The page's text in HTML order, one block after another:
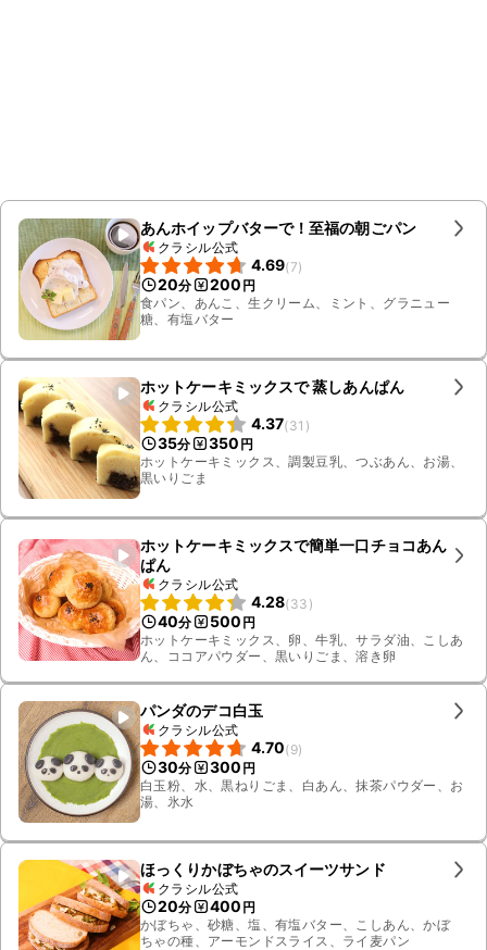
あんホイップバターで！至福の朝ごパン
クラシル公式
4.69(7)
20分 200 円
食パン、あんこ、生クリーム、ミント、グラニュー
糖、有塩バター
ホットケーキミックスで 蒸しあんぱん
クラシル公式
4.37(31 )
35分 350 円
ホットケーキミックス、調製豆乳、つぶあん、お湯、
黒いりごま
ホットケーキミックスで簡単一口チョコあん
ぱん
クラシル公式
4.28(33 )
40分 500 円
ホットケーキミックス、卵、牛乳、サラダ油、こしあ
ん、ココアパウダー、黒いりごま、溶き卵
パンダのデコ白玉
クラシル公式
4.70(9)
30分 300 円
白玉粉、水、黒ねりごま、白あん、抹茶パウダー、お
湯、氷水
ほっくりかぼちゃのスイーツサンド
クラシル公式
20分 400 円
かぼちゃ、砂糖、塩、有塩バター、こしあん、かぼ
ちゃの種、アーモンドスライス、ライ麦パン